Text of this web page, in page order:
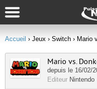
Accueil › Jeux › Switch › Mario
Mario vs.
depuis le 16/02/
Editeur Nintendo